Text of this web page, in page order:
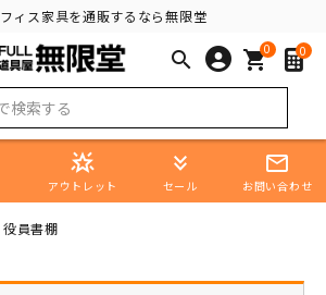
ィス家具を通販するなら無限堂
search 0
shopping_cart 0
star_shine
アウトレット
keyboard_double_arrow_down
セール
mail_outline
お問い合わせ
役員書棚